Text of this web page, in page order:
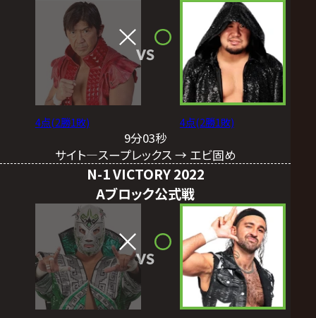
4点(2勝1敗)
VS
4点(2勝1敗)
9分03秒
サイト―スープレックス → エビ固め
N-1 VICTORY 2022
Aブロック公式戦
VS